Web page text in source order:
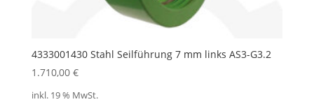
4333001430 Stahl Seilführung 7 mm links AS3-G3.2
1.710,00 €
inkl. 19 % MwSt.